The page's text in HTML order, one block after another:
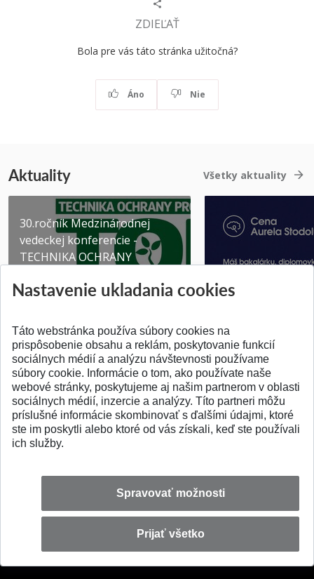
ZDIEĽAŤ
Bola pre vás táto stránka užitočná?
Áno Nie
Aktuality Všetky aktuality
30.ročník Medzinárodnej
vedeckej konferencie -
TECHNIKA OCHRANY
Pridané 03.08.2026 Pridané 07.07.2026
SPÄŤ NA VRCH
Nastavenie ukladania cookies
Táto webstránka používa súbory cookies na
prispôsobenie obsahu a reklám, poskytovanie funkcií
sociálnych médií a analýzu návštevnosti používame
súbory cookie. Informácie o tom, ako používate naše
webové stránky, poskytujeme aj našim partnerom v oblasti
sociálnych médií, inzercie a analýzy. Títo partneri môžu
príslušné informácie skombinovať s ďalšími údajmi, ktoré
ste im poskytli alebo ktoré od vás získali, keď ste používali
ich služby.
Spravovať možnosti
Prijať všetko